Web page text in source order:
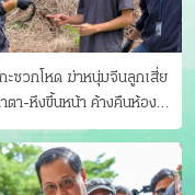
ะซวกโหด ฆ่าหนุ่มจีนลูกเสี่ย
ตา-หึงขึ้นหน้า ค้างคืนห้อง
าว